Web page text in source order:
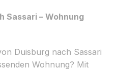
Sassari – Wohnung
Duisburg nach Sassari
Wohnung? Mit